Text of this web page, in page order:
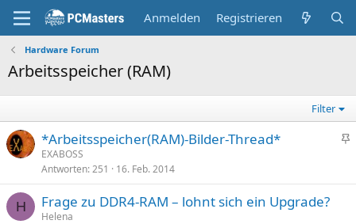
Anmelden Registrieren
Hardware Forum
Arbeitsspeicher (RAM)
Filter
A
e
*Arbeitsspeicher(RAM)-Bilder-Thread*
EXABOSS
Antworten 251 16. Feb. 2014
H Frage zu DDR4-RAM – lohnt sich ein Upgrade?
Helena